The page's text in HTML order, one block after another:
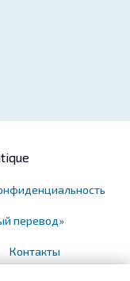
перевод»
Контакты